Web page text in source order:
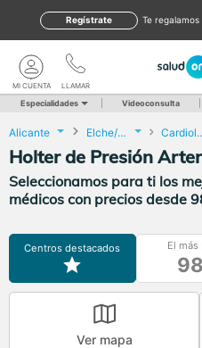
te regalamos
Regístrate
LLAMAR
MI CUENTA
Especialidades Videoconsulta
Alicante Elche/Elx
Holter de Presión
Seleccionamos para ti los
médicos con precios desde
Centros destacados El más
Ver mapa